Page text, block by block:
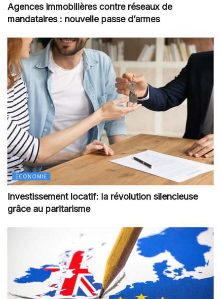
Agences immobilières contre réseaux de
mandataires : nouvelle passe d’armes
ECONOMIE
Investissement locatif: la révolution silencieuse
grâce au paritarisme